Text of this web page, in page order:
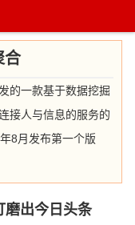
合
的一款基于数据挖掘
接人与信息的服务的
8月发布第一个版
磨出今日头条